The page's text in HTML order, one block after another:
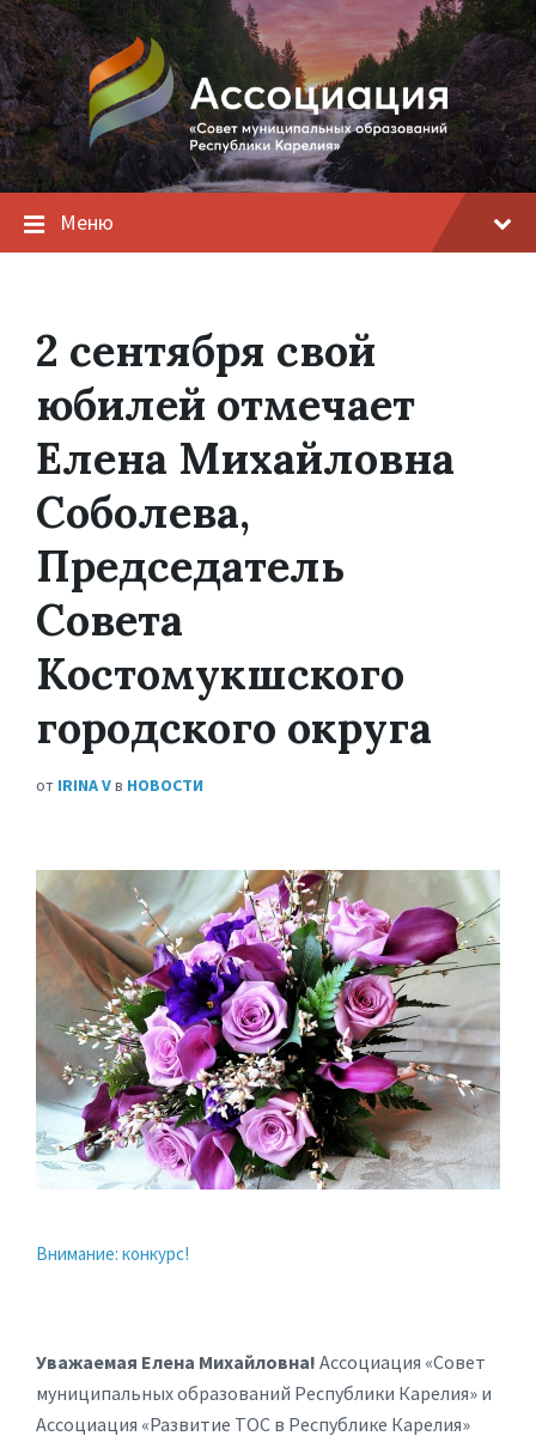
Меню
2 сентября свой
юбилей отмечает
Елена Михайловна
Соболева,
Председатель
Совета
Костомукшского
городского округа
от IRINA Vв НОВОСТИ
Внимание: конкурс!
Уважаемая Елена Михайловна! Ассоциация «Совет
муниципальных образований Республики Карелия» и
Ассоциация «Развитие ТОС в Республике Карелия»